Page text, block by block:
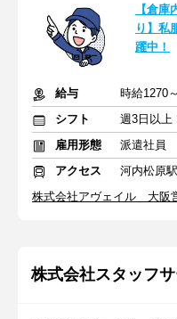
【倉
り】私
躍中！
給与
時給1270
シフト
週3日以上
雇用形態
派遣社員
アクセス
河内松原
株式会社アヴェイル 大阪
株式会社スタッフ